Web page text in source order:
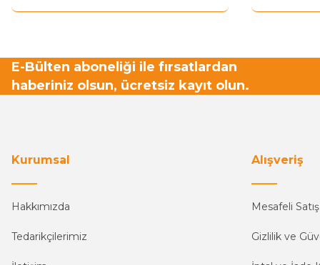
E-Bülten aboneliği ile fırsatlardan
haberiniz olsun, ücretsiz kayıt olun.
Kurumsal
Hakkımızda
Tedarikçilerimiz
Alışveriş
Mesafeli
Gizlilik ve